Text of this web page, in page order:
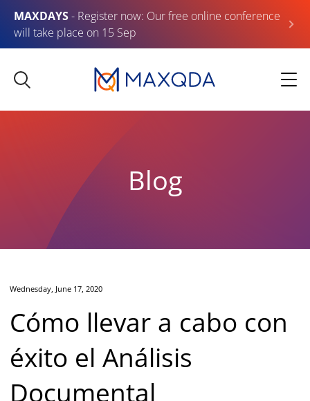
MAXDAYS- Register now: Our free online conference
will take place on 15 Sep
Blog
Wednesday, June 17, 2020
Cómo llevar a cabo con
éxito el Análisis
Documental